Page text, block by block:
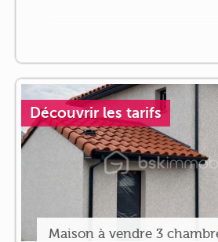
Découvrir les tarifs
Maison à vendre 3